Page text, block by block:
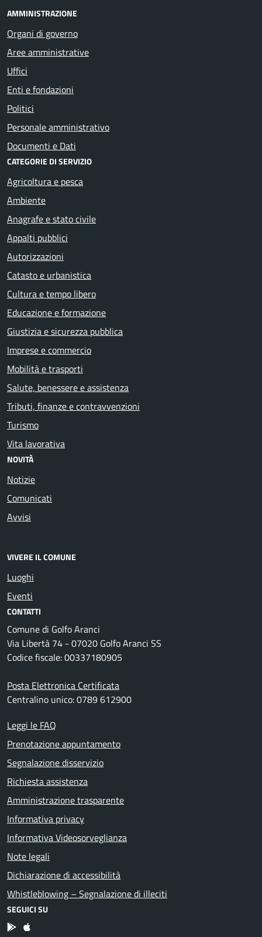
AMMINISTRAZIONE
Organi di governo
Aree amministrative
Uffici
Enti e fondazioni
Politici
Personale amministrativo
Documenti e Dati
CATEGORIE DI SERVIZIO
Agricoltura e pesca
Ambiente
Anagrafe e stato civile
Appalti pubblici
Autorizzazioni
Catasto e urbanistica
Cultura e tempo libero
Educazione e formazione
Giustizia e sicurezza pubblica
Imprese e commercio
Mobilità e trasporti
Salute, benessere e assistenza
Tributi, finanze e contravvenzioni
Turismo
Vita lavorativa
NOVITÀ
Notizie
Comunicati
Avvisi
VIVERE IL COMUNE
Luoghi
Eventi
CONTATTI
Comune di Golfo Aranci
Via Libertà 74 - 07020 Golfo Aranci SS
Codice fiscale: 00337180905
Posta Elettronica Certificata
Centralino unico: 0789 612900
Leggi le FAQ
Prenotazione appuntamento
Segnalazione disservizio
Richiesta assistenza
Amministrazione trasparente
Informativa privacy
Informativa Videosorveglianza
Note legali
Dichiarazione di accessibilità
Whistleblowing – Segnalazione di illeciti
SEGUICI SU
App Android
App IOS